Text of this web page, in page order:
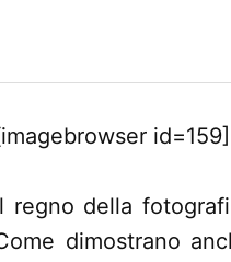
id=159]
regno della
dimostrano